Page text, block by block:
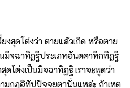
งสุดโต่งว่า ตายแล้วเกิด หรือตาย
มิจฉาทิฏฐิประเภทอันตคาหิกทิฏฐิ
ดโต่งเป็นมิจฉาทิฏฐิ เราจะพูดว่า
มกฎอิทัปปัจจยตานั่นแหล่ะ ถ้าเหตุ